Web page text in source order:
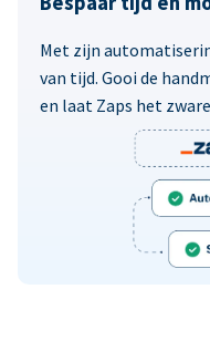
Met zijn
van tijd. Gooi de
en laat Zaps het